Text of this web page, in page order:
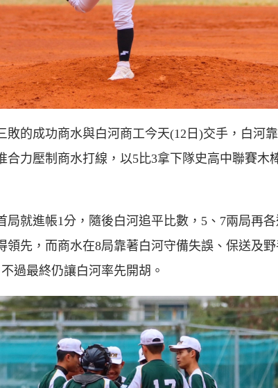
敗的成功商水與白河商工今天(12日)交手，白河
合力壓制商水打線，以5比3拿下隊史高中聯賽木
局就進帳1分，隨後白河追平比數，5、7兩局再
領先，而商水在8局靠著白河守備失誤、保送及
過最終仍讓白河率先開胡。